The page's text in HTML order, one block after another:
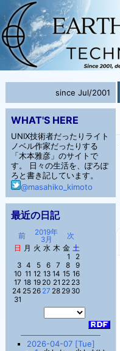
since Jul/2001
WHAT'S HERE
UNIX技術者だったりライト
ノベル作家だったりする
「木本雅彦」のサイトで
す。 日々の生活を、ぽろぽ
ろと書き記しています。
@masahiko_kimoto
最近の日記
前
2019年
3月
次
日 月 火 水 木 金 土
1
2
3 4 5 6 7 8
9
10 11 12 13 14 15 16
17 18 19 20 21 22 23
24 25 26 27 28 29 30
31
2026-04-07 [Tue]